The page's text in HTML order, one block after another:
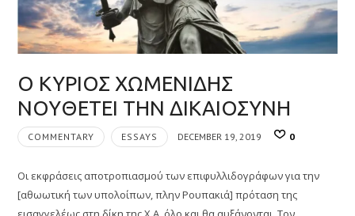
Ο ΚΥΡΙΟΣ ΧΩΜΕΝΙΔΗΣ
ΝΟΥΘΕΤΕΙ ΤΗΝ ΔΙΚΑΙΟΣΥΝΗ
COMMENTARY ESSAYS DECEMBER 19, 2019 0
Οι εκφράσεις αποτροπιασμού των επιφυλλιδογράφων για την
[αθωωτική των υπολοίπων, πλην Ρουπακιά] πρόταση της